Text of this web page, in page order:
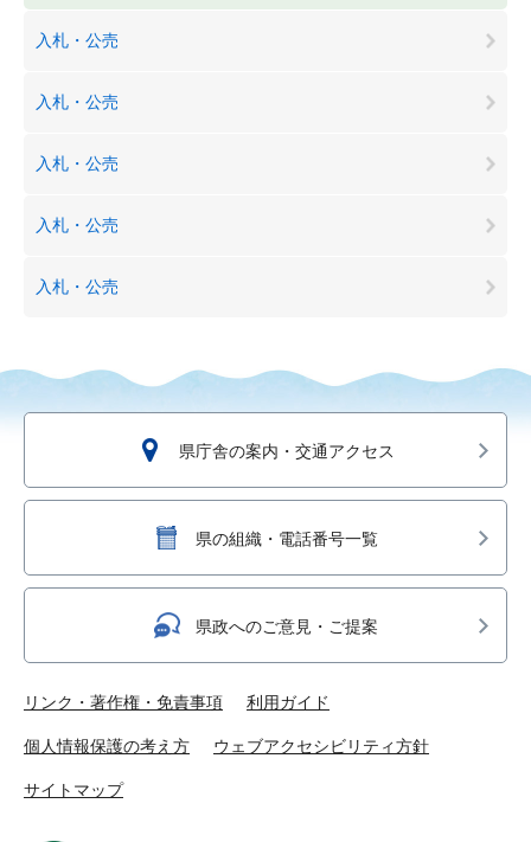
入札・公売
入札・公売
入札・公売
入札・公売
入札・公売
県庁舎の案内・交通アクセス
県の組織・電話番号一覧
県政へのご意見・ご提案
リンク・著作権・免責事項 利用ガイド
個人情報保護の考え方 ウェブアクセシビリティ方針
サイトマップ